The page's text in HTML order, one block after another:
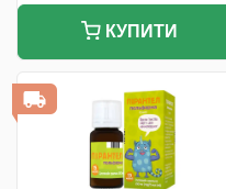
КУПИТИ